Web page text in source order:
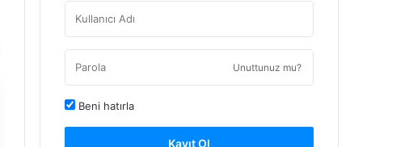
Unuttunuz mu?
Beni hatırla
Kayıt Ol